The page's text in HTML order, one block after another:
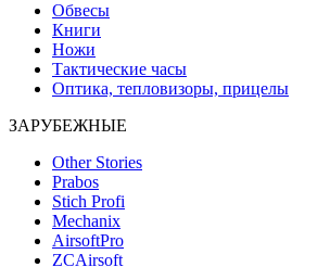
Обвесы
Книги
Ножи
Тактические часы
Оптика, тепловизоры, прицелы
ЗАРУБЕЖНЫЕ
Other Stories
Prabos
Stich Profi
Mechanix
AirsoftPro
ZCAirsoft